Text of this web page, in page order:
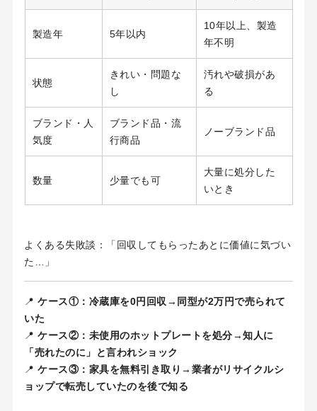
製造年 5年以内
10年以上、製造
年不明
状態
きれい・問題な
し
汚れや破損があ
る
ブランド・人
気度
ブランド品・流
行商品
ノーブランド品
数量 少量でも可
大量に処分した
いとき
よくある失敗談：「回収してもらったあとに価値に気づい
た…」
📍ケース①：冷蔵庫を0円回収→同型が2万円で売られて
いた
📍ケース②：未使用のホットプレートを処分→知人に
「売れたのに」と言われショック
📍ケース③：家具を無料引き取り→業者がリサイクルシ
ョップで転売していたのを後で知る